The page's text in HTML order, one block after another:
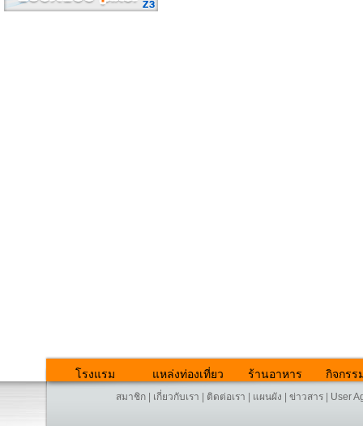
โรงแรม แหล่งท่องเที่ยว ร้านอาหาร กิจกรร
สมาชิก เกี่ยวกับเรา ติดต่อเรา แผนผัง ข่าวสาร User